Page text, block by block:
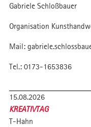
Gabriele Schloßbauer
Organisation
Mail:
Tel.: 0173-1653836
15.08.2026
KREATIVTAG
T-Hahn